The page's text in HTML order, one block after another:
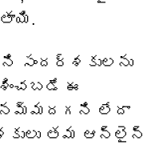
సందర్శకులను
ఈ
నమ్మదగని లేదా
తమ ఆన్‌లైన్